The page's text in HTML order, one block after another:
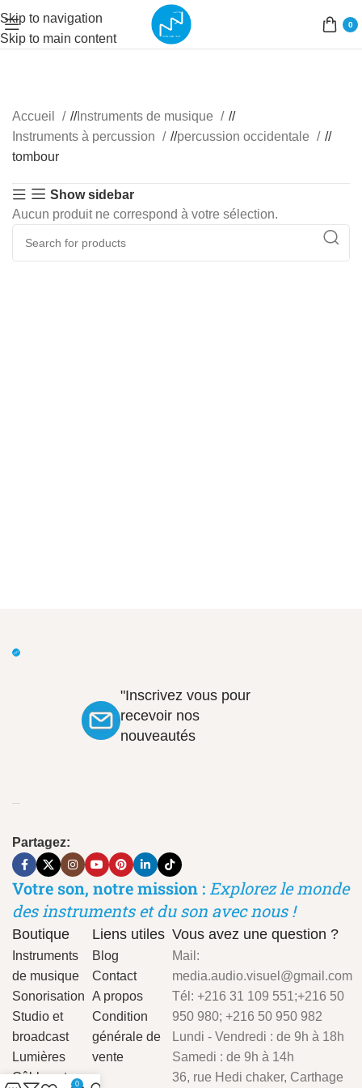
Skip to navigation
Skip to main content
0
Accueil / Instruments de musique
/
Instruments à percussion
/ percussion occidentale
/
tombour
Show sidebar
Aucun produit ne correspond à votre sélection.
"Inscrivez vous pour
recevoir nos
nouveautés
Partagez:
Votre son, notre mission : Explorez le monde
des instruments et du son avec nous !
Boutique
Instruments
de musique
Sonorisation
Studio et
broadcast
Lumières
Câbles et
Liens utiles
Blog
Contact
A propos
Condition
générale de
vente
Vous avez une question ?
Mail:
media.audio.visuel@gmail.com
Tél: +216 31 109 551;+216 50
950 980; +216 50 950 982
Lundi - Vendredi : de 9h à 18h
Samedi : de 9h à 14h
36, rue Hedi chaker, Carthage
0